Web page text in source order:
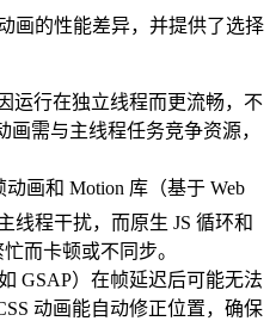
画的性能差异，并提供了选择
运行在独立线程而更流畅，不
画需与主线程任务竞争资源，
动画和 Motion 库（基于 Web
线程干扰，而原生 JS 循环和
而卡顿或不同步。
GSAP）在帧延迟后可能无法
动画能自动修正位置，确保